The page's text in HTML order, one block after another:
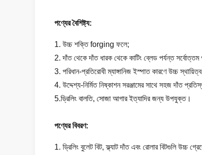
পণ্যের বৈশিষ্ট্য:
1. উচ্চ শক্তি forging ফলে;
2. দাঁত থেকে দাঁত ধারক থেকে কাটিং ব্লেড পর্যন্ত সর্বোত্তম
3. পরিধান-প্রতিরোধী ম্যাঙ্গানিজ ইস্পাত কারণে উচ্চ
4. উদ্দেশ্য-নির্মিত নিষ্কাশন সরঞ্জামের সাথে সহজ দাঁত
5.ড্রিলিং বালতি, সোজা আগার ইত্যাদির জন্য উপযুক্ত।
পণ্যের বিবরণ:
1. ড্রিলিং বুলেট বিট, ফ্ল্যাট দাঁত এবং রোলার বিটগুলি উচ্চ